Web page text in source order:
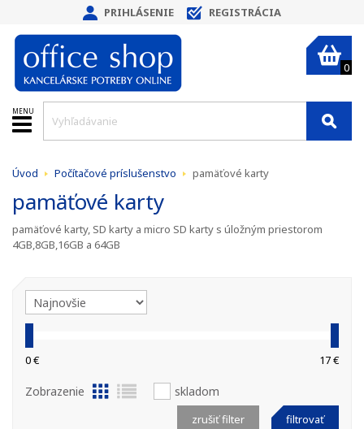
PRIHLÁSENIE REGISTRÁCIA
0
MENU
Úvod Počítačové príslušenstvo pamäťové karty
pamäťové karty
pamäťové karty, SD karty a micro SD karty s úložným priestorom
4GB,8GB,16GB a 64GB
0 € 17 €
Zobrazenie skladom
filtrovať
zrušiť filter